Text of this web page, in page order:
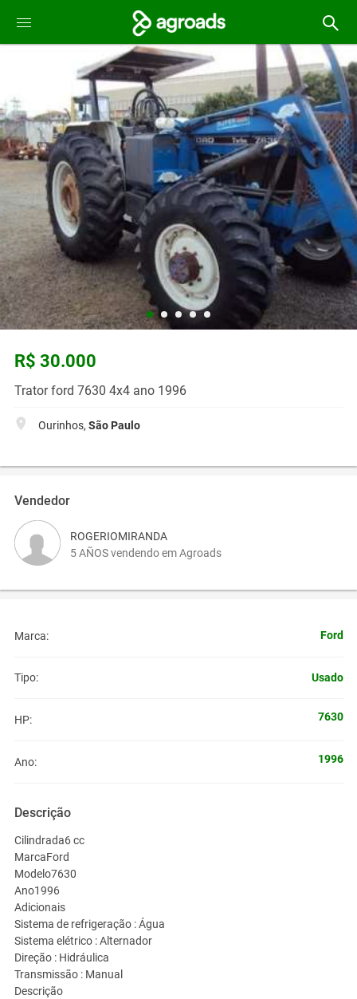
R$ 30.000
Trator ford 7630 4x4 ano 1996
Ourinhos, São Paulo
Vendedor
ROGERIOMIRANDA
5 AÑOS vendendo em Agroads
Marca: Ford
Tipo: Usado
HP: 7630
Ano: 1996
Descrição
Cilindrada6 cc
MarcaFord
Modelo7630
Ano1996
Adicionais
Sistema de refrigeração : Água
Sistema elétrico : Alternador
Direção : Hidráulica
Transmissão : Manual
Descrição